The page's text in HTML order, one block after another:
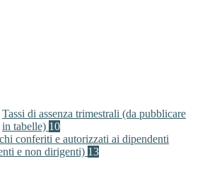
Tassi di assenza trimestrali (da pubblicare
in tabelle) 10
conferiti e autorizzati ai dipendenti
e non dirigenti) 13